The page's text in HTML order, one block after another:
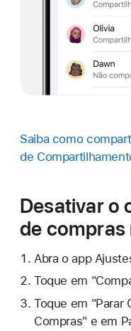
Saiba como
de
Desativar o
de compras
Abra o app
Toque em
Toque em "Parar
Compras" e em